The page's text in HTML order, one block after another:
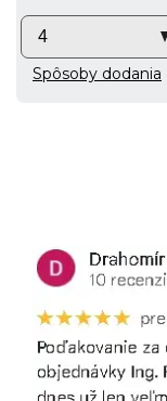
Spôsoby dodania